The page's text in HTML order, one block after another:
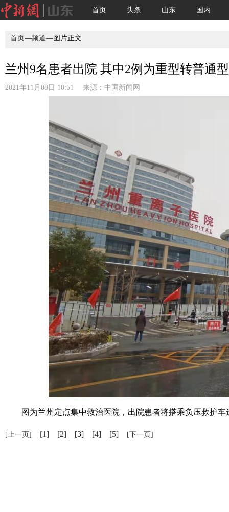
首页 头条 山东 国内
首页—频道—图片正文
兰州9名患者出院 其中2例为重型转普通
2021年11月08日 10:51 来源： 中国新闻网
图为兰州定点集中救治医院，出院患者将搭乘负压救护车
[上一页] [1] [2] [3] [4] [5] [下一页]